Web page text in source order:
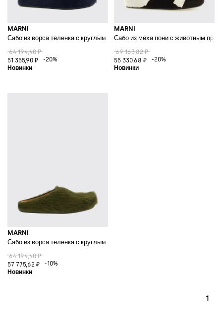
MARNI
Сабо из ворса теленка с круглым носком и резиновой подошвой
64 194,40 ₽
51 355,90 ₽
-20%
MARNI
Сабо из меха пони с животным
69 163,82 ₽
55 330,68 ₽
-20%
MARNI
Сабо из ворса теленка с круглым носком и резиновой подошвой
64 194,40 ₽
57 775,62 ₽
-10%
1